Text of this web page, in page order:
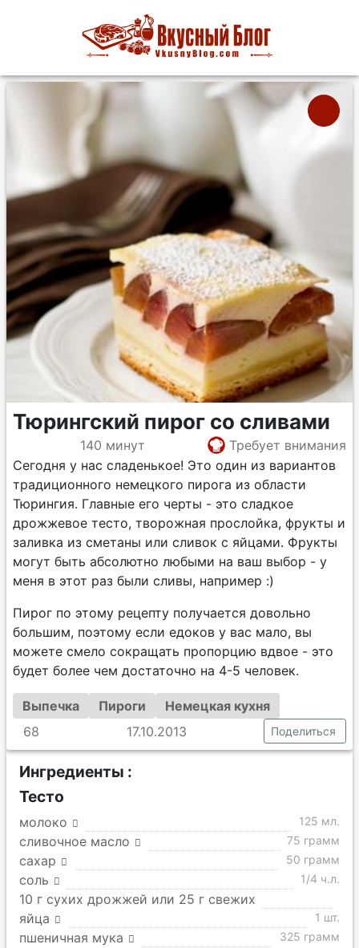
Тюрингский пирог со сливами
140 минут
Требует внимания
Сегодня у нас сладенькое! Это один из вариантов
традиционного немецкого пирога из области
Тюрингия. Главные его черты - это сладкое
дрожжевое тесто, творожная прослойка, фрукты и
заливка из сметаны или сливок с яйцами. Фрукты
могут быть абсолютно любыми на ваш выбор - у
меня в этот раз были сливы, например :)
Пирог по этому рецепту получается довольно
большим, поэтому если едоков у вас мало, вы
можете смело сокращать пропорцию вдвое - это
будет более чем достаточно на 4-5 человек.
Выпечка Пироги
Немецкая кухня
68
17.10.2013 Поделиться
Ингредиенты :
Тесто
молоко 125 мл.
сливочное масло 75 грамм
сахар 50 грамм
соль 1/4 ч.л.
10 г сухих дрожжей или 25 г свежих
яйца
1 шт.
пшеничная мука 325 грамм